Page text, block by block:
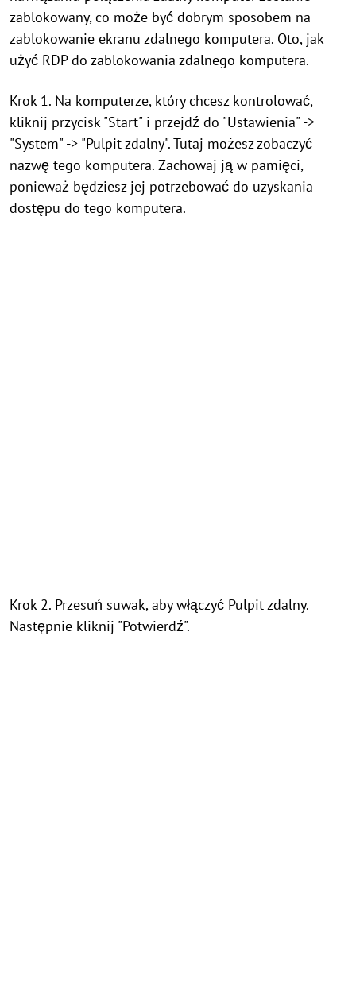
zablokowany, co może być dobrym sposobem na
zablokowanie ekranu zdalnego komputera. Oto, jak
użyć RDP do zablokowania zdalnego komputera.
Krok 1. Na komputerze, który chcesz kontrolować,
kliknij przycisk "Start" i przejdź do "Ustawienia" ->
"System" -> "Pulpit zdalny". Tutaj możesz zobaczyć
nazwę tego komputera. Zachowaj ją w pamięci,
ponieważ będziesz jej potrzebować do uzyskania
dostępu do tego komputera.
Krok 2. Przesuń suwak, aby włączyć Pulpit zdalny.
Następnie kliknij "Potwierdź".